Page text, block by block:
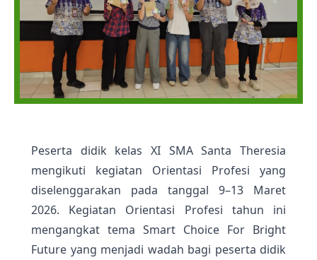
Peserta didik kelas XI SMA Santa Theresia
mengikuti kegiatan Orientasi Profesi yang
diselenggarakan pada tanggal 9–13 Maret
2026. Kegiatan Orientasi Profesi tahun ini
mengangkat tema Smart Choice For Bright
Future yang menjadi wadah bagi peserta didik